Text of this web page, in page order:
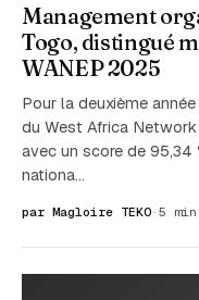
Management
Togo, distingué
WANEP 2025
Pour la deuxième
du West Africa
avec un score de 95,34
nationa…
par Magloire TEKO · 5